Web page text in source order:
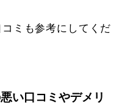
ミも参考にしてくだ
い口コミやデメリ